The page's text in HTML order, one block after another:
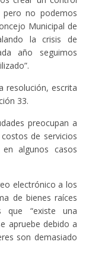
no podemos
Municipal de
la crisis de
año seguimos
resolución, escrita
33.
preocupan a
de servicios
algunos casos
electrónico a los
de bienes raíces
que “existe una
apruebe debido a
son demasiado